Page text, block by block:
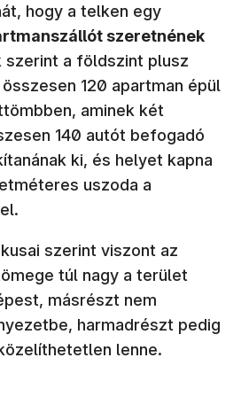
hogy a telken egy
szeretnének
szerint a földszint plusz
120 apartman épül
aminek két
140 autót befogadó
ki, és helyet kapna
uszoda a
szerint viszont az
túl nagy a terület
másrészt nem
harmadrészt pedig
lenne.